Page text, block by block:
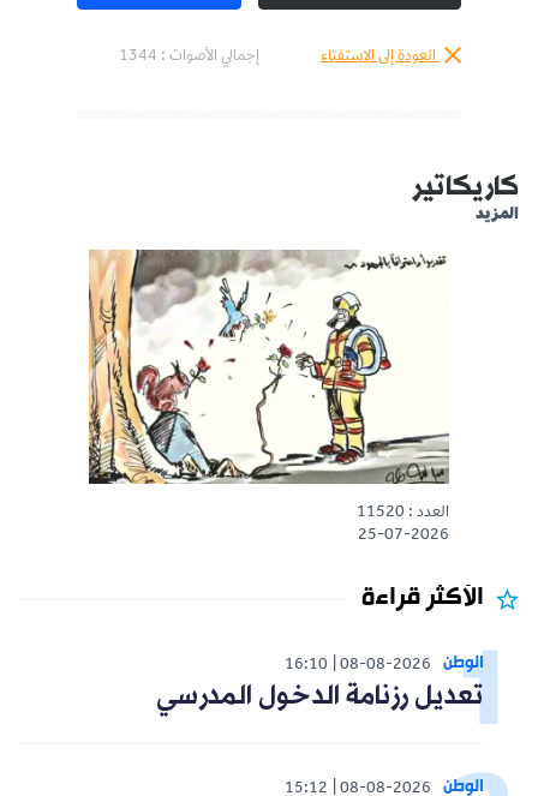
العودة إلى الاستفتاء إجمالي الأصوات : 1344
كاريكاتير
المزيد
العدد : 11520
25-07-2026
الأكثر قراءة
الوطن 08-08-2026
16:10
تعديل رزنامة الدخول المدرسي
الوطن 08-08-2026
15:12